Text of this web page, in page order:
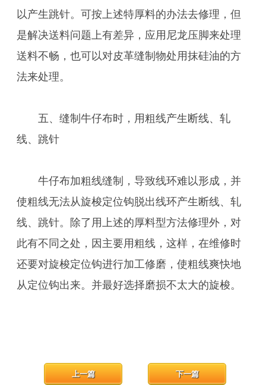
以产生跳针。可按上述特厚料的办法去修理，但
是解决送料问题上有差异，应用尼龙压脚来处理
送料不畅，也可以对皮革缝制物处用抹硅油的方
法来处理。
五、缝制牛仔布时，用粗线产生断线、轧
线、跳针
牛仔布加粗线缝制，导致线环难以形成，并
使粗线无法从旋梭定位钩脱出线环产生断线、轧
线、跳针。除了用上述的厚料型方法修理外，对
此有不同之处，因主要用粗线，这样，在维修时
还要对旋梭定位钩进行加工修磨，使粗线爽快地
从定位钩出来。并最好选择磨损不太大的旋梭。
下一篇
上一篇